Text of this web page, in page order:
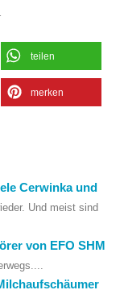
teilen
merken
Cerwinka und
Und meist sind
von EFO SHM